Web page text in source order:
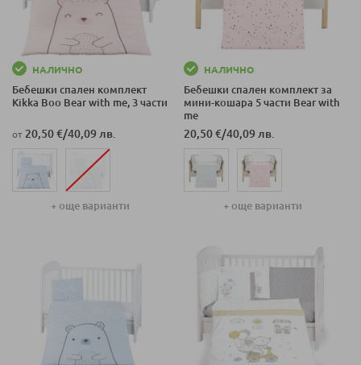
НАЛИЧНО
Бебешки спален комплект
Kikka Boo Bear with me, 3 части
от 20,50 €/40,09 лв.
+ още варианти
НАЛИЧНО
Бебешки спален комплект за
мини-кошара 5 части Bear with
me
20,50 €/40,09 лв.
+ още варианти